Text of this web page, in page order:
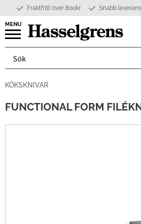
Meny
Fraktfritt över 800kr Snabb leverans
KÖKSKNIVAR
FUNCTIONAL FORM